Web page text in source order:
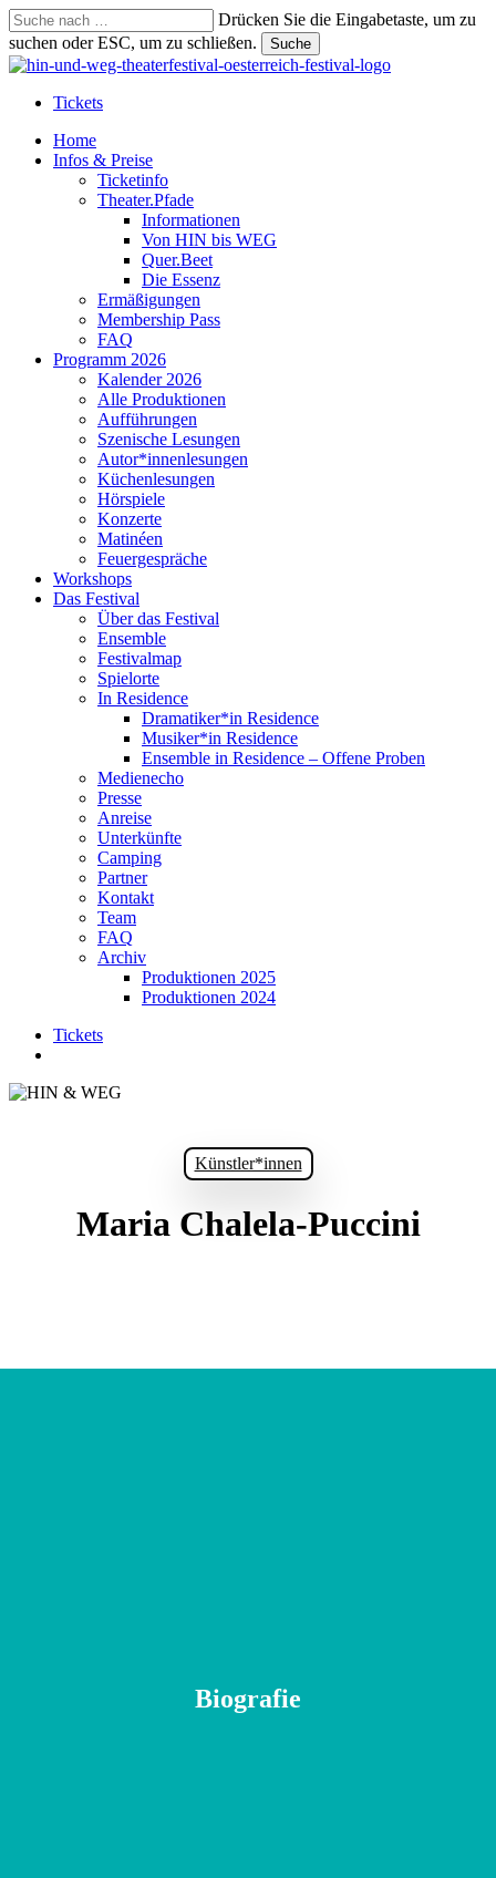
Skip
to
main
content
Drücken Sie die Eingabetaste, um zu
suchen oder ESC, um zu schließen.
Suche
Suche
Tickets
suchen
Menu
Home
Infos & Preise
Ticketinfo
Theater.Pfade
Informationen
Von HIN bis WEG
Quer.Beet
Die Essenz
Ermäßigungen
Membership Pass
FAQ
Programm 2026
Kalender 2026
Alle Produktionen
Aufführungen
Szenische Lesungen
Autor*innenlesungen
Küchenlesungen
Hörspiele
Konzerte
Matinéen
Feuergespräche
Workshops
Das Festival
Über das Festival
Ensemble
Festivalmap
Spielorte
In Residence
Dramatiker*in Residence
Musiker*in Residence
Ensemble in Residence – Offene Proben
Medienecho
Presse
Anreise
Unterkünfte
Camping
Partner
Kontakt
Team
FAQ
Archiv
Produktionen 2025
Produktionen 2024
Tickets
Künstler*innen
Maria Chalela-Puccini
Biografie